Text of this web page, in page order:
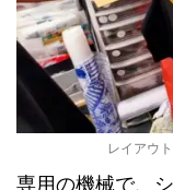
レイアウ
専用の機械で、